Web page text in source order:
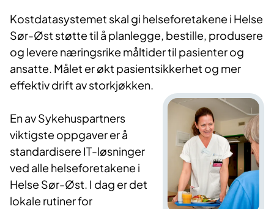
Kostdatasystemet skal gi helseforetakene i Helse
Sør-Øst støtte til å planlegge, bestille, produsere
og levere næringsrike måltider til pasienter og
ansatte. Målet er økt pasientsikkerhet og mer
effektiv drift av storkjøkken.
En av Sykehuspartners
viktigste oppgaver er å
standardisere IT-løsninger
ved alle helseforetakene i
Helse Sør-Øst. I dag er det
lokale rutiner for